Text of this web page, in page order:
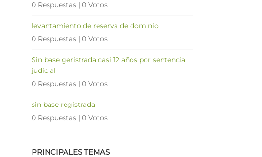
0 Respuestas | 0 Votos
levantamiento de reserva de dominio
0 Respuestas | 0 Votos
Sin base geristrada casi 12 años por sentencia
judicial
0 Respuestas | 0 Votos
sin base registrada
0 Respuestas | 0 Votos
PRINCIPALES TEMAS